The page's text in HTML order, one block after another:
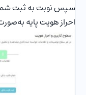
سپس نوبت به ثبت
احراز هویت پایه